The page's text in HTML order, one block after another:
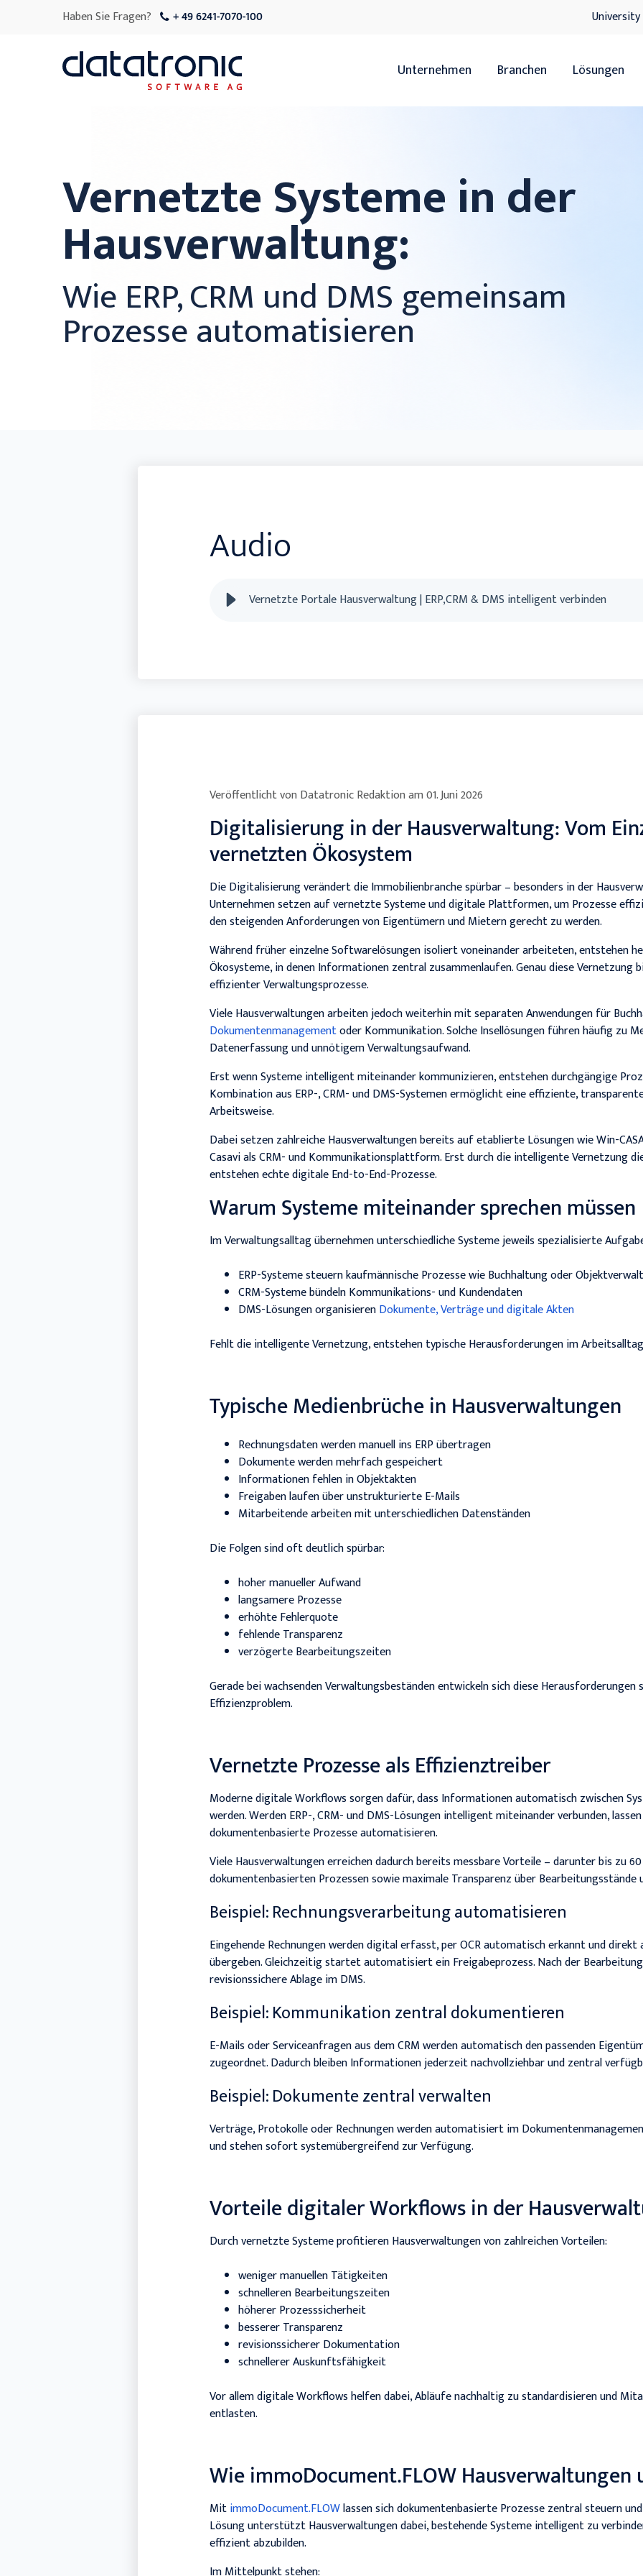
Haben Sie Fragen? + 49 6241-7070-100 University
Unternehmen Branchen
Servicedienstleister
Lösungen
Vernetzte Systeme in der
Hausverwaltung:
Wie ERP, CRM und DMS gemeinsam
Prozesse automatisieren
Audio
Vernetzte Portale Hausverwaltung | ERP,CRM & DMS intelligent verbinden
Veröffentlicht vonDatatronic Redaktionam01. Juni 2026
Digitalisierung in der Hausverwaltung: Vom
vernetzten Ökosystem
Die Digitalisierung verändert die Immobilienbranche spürbar – besonders in der
Unternehmen setzen auf vernetzte Systeme und digitale Plattformen, um Prozesse
den steigenden Anforderungen von Eigentümern und Mietern gerecht zu werden.
Während früher einzelne Softwarelösungen isoliert voneinander arbeiteten, entstehen
Ökosysteme, in denen Informationen zentral zusammenlaufen. Genau diese Vernetzung
effizienter Verwaltungsprozesse.
Viele Hausverwaltungen arbeiten jedoch weiterhin mit separaten Anwendungen für
Dokumentenmanagementoder Kommunikation. Solche Insellösungen führen häufig zu
Datenerfassung und unnötigem Verwaltungsaufwand.
Erst wenn Systeme intelligent miteinander kommunizieren, entstehen durchgängige
Kombination aus ERP-, CRM- und DMS-Systemen ermöglicht eine effiziente,
Arbeitsweise.
Dabei setzen zahlreiche Hausverwaltungen bereits auf etablierte Lösungen wie Win-
Casavi als CRM- und Kommunikationsplattform. Erst durch die intelligente Vernetzung
entstehen echte digitale End-to-End-Prozesse.
Warum Systeme miteinander sprechen müssen
Im Verwaltungsalltag übernehmen unterschiedliche Systeme jeweils spezialisierte
ERP-Systeme steuern kaufmännische Prozesse wie Buchhaltung oder
CRM-Systeme bündeln Kommunikations- und Kundendaten
DMS-Lösungen organisierenDokumente, Verträge und digitale Akten
Fehlt die intelligente Vernetzung, entstehen typische Herausforderungen im
Typische Medienbrüche in Hausverwaltungen
Rechnungsdaten werden manuell ins ERP übertragen
Dokumente werden mehrfach gespeichert
Informationen fehlen in Objektakten
Freigaben laufen über unstrukturierte E-Mails
Mitarbeitende arbeiten mit unterschiedlichen Datenständen
Die Folgen sind oft deutlich spürbar:
hoher manueller Aufwand
langsamere Prozesse
erhöhte Fehlerquote
fehlende Transparenz
verzögerte Bearbeitungszeiten
Gerade bei wachsenden Verwaltungsbeständen entwickeln sich diese Herausforderungen
Effizienzproblem.
Vernetzte Prozesse als Effizienztreiber
Moderne digitale Workflows sorgen dafür, dass Informationen automatisch zwischen
werden. Werden ERP-, CRM- und DMS-Lösungen intelligent miteinander verbunden,
dokumentenbasierte Prozesse automatisieren.
Viele Hausverwaltungen erreichen dadurch bereits messbare Vorteile – darunter bis zu
dokumentenbasierten Prozessen sowie maximale Transparenz über Bearbeitungsstände
Beispiel: Rechnungsverarbeitung automatisieren
Eingehende Rechnungen werden digital erfasst, per OCR automatisch erkannt und direkt
übergeben. Gleichzeitig startet automatisiert ein Freigabeprozess. Nach der
revisionssichere Ablage im DMS.
Beispiel: Kommunikation zentral dokumentieren
E-Mails oder Serviceanfragen aus dem CRM werden automatisch den passenden
zugeordnet. Dadurch bleiben Informationen jederzeit nachvollziehbar und zentral
Beispiel: Dokumente zentral verwalten
Verträge, Protokolle oder Rechnungen werden automatisiert im
und stehen sofort systemübergreifend zur Verfügung.
Vorteile digitaler Workflows in der
Durch vernetzte Systeme profitieren Hausverwaltungen von zahlreichen Vorteilen:
weniger manuellen Tätigkeiten
schnelleren Bearbeitungszeiten
höherer Prozesssicherheit
besserer Transparenz
revisionssicherer Dokumentation
schnellerer Auskunftsfähigkeit
Vor allem digitale Workflows helfen dabei, Abläufe nachhaltig zu standardisieren und
entlasten.
Wie immoDocument.FLOW
MitimmoDocument.FLOWlassen sich dokumentenbasierte Prozesse zentral steuern
Lösung unterstützt Hausverwaltungen dabei, bestehende Systeme intelligent zu
effizient abzubilden.
Im Mittelpunkt stehen: